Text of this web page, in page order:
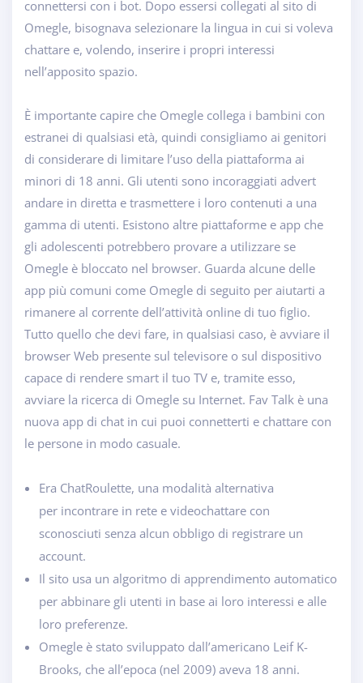
connettersi con i bot. Dopo essersi collegati al sito di
Omegle, bisognava selezionare la lingua in cui si voleva
chattare e, volendo, inserire i propri interessi
nell’apposito spazio.
È importante capire che Omegle collega i bambini con
estranei di qualsiasi età, quindi consigliamo ai genitori
di considerare di limitare l’uso della piattaforma ai
minori di 18 anni. Gli utenti sono incoraggiati advert
andare in diretta e trasmettere i loro contenuti a una
gamma di utenti. Esistono altre piattaforme e app che
gli adolescenti potrebbero provare a utilizzare se
Omegle è bloccato nel browser. Guarda alcune delle
app più comuni come Omegle di seguito per aiutarti a
rimanere al corrente dell’attività online di tuo figlio.
Tutto quello che devi fare, in qualsiasi caso, è avviare il
browser Web presente sul televisore o sul dispositivo
capace di rendere smart il tuo TV e, tramite esso,
avviare la ricerca di Omegle su Internet. Fav Talk è una
nuova app di chat in cui puoi connetterti e chattare con
le persone in modo casuale.
Era ChatRoulette, una modalità alternativa
per incontrare in rete e videochattare con
sconosciuti senza alcun obbligo di registrare un
account.
Il sito usa un algoritmo di apprendimento automatico
per abbinare gli utenti in base ai loro interessi e alle
loro preferenze.
Omegle è stato sviluppato dall’americano Leif K-
Brooks, che all’epoca (nel 2009) aveva 18 anni.